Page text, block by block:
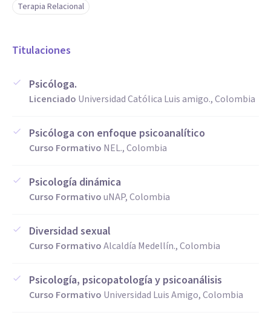
Terapia Relacional
Titulaciones
Psicóloga.
Licenciado Universidad Católica Luis amigo., Colombia
Psicóloga con enfoque psicoanalítico
Curso Formativo NEL., Colombia
Psicología dinámica
Curso FormativouNAP, Colombia
Diversidad sexual
Curso FormativoAlcaldía Medellín., Colombia
Psicología, psicopatología y psicoanálisis
Curso Formativo Universidad Luis Amigo, Colombia